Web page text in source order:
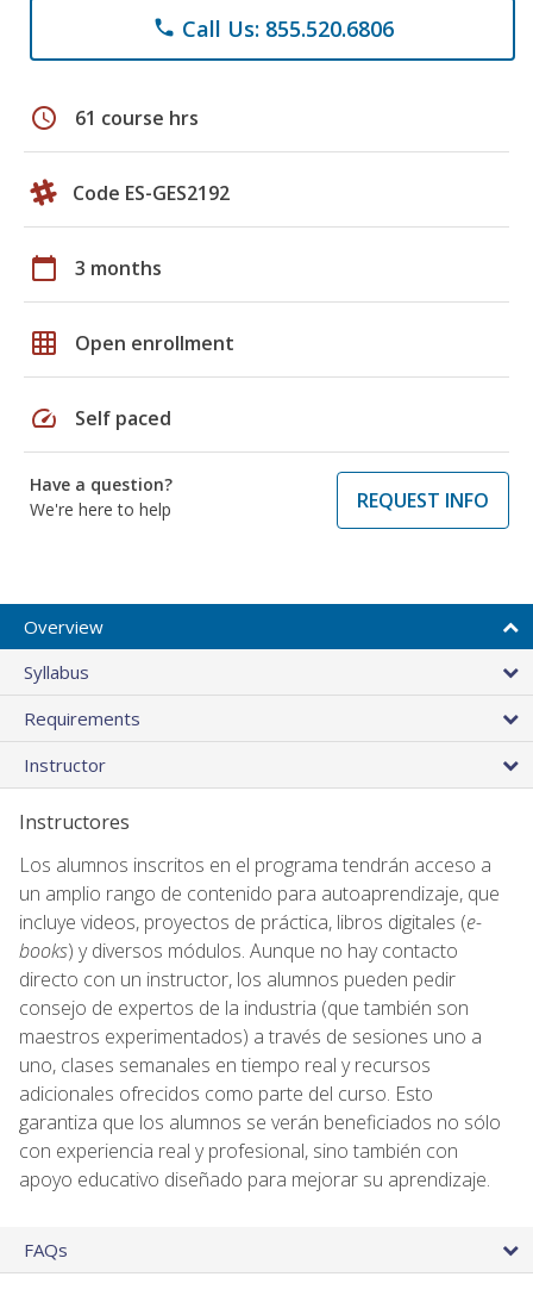
phone Call Us: 855.520.6806
schedule 61 course hrs
Code ES-GES2192
calendar_today 3 months
grid_on Open enrollment
speed Self paced
Have a question?
We're here to help
REQUEST INFO
Overview
Syllabus
Requirements
Instructor
Instructores
Los alumnos inscritos en el programa tendrán acceso a
un amplio rango de contenido para autoaprendizaje, que
incluye videos, proyectos de práctica, libros digitales (e-
books) y diversos módulos. Aunque no hay contacto
directo con un instructor, los alumnos pueden pedir
consejo de expertos de la industria (que también son
maestros experimentados) a través de sesiones uno a
uno, clases semanales en tiempo real y recursos
adicionales ofrecidos como parte del curso. Esto
garantiza que los alumnos se verán beneficiados no sólo
con experiencia real y profesional, sino también con
apoyo educativo diseñado para mejorar su aprendizaje.
FAQs